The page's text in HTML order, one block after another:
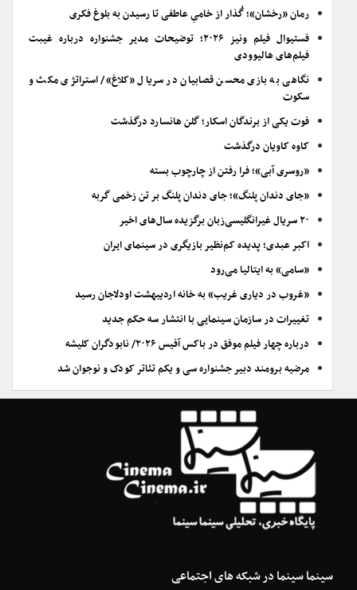
رمان «رخشان»؛ گُذار از خامیِ عاطفی تا رسیدن به بلوغ فکری
فستیوال فیلم ونیز ۲۰۲۶؛ توضیحات مدیر جشنواره درباره غیبت
فیلم‌های هالیوودی
نگاهی به بازی محسن قصابیان در سریال «کلاغ»/ استراتژی مکث و
سکوت
فوت یکی از برندگان اسکار؛ گلن هانسارد درگذشت
کاوه کاویان درگذشت
«روسری آبی»؛ فرا رفتن از چارچوب بسته
«جای دندان پلنگ»؛ جای دندان پلنگ بر تن زخمی گربه
۲۰ سریال غیرانگلیسی‌زبان برگزیده سال‌های اخیر
اکبر عبدی؛ پدیده کم‌نظیر بازیگری در سینمای ایران
«سامی» به ایتالیا می‌رود
«غروب در دیاری غریب» به خانه اردیبهشت اودلاجان رسید
تغییرات در سازمان سینمایی با انتشار سه حکم جدید
درباره چهار فیلم موفق در باکس آفیس ۲۰۲۶/ نابودگران کلیشه
مرضیه برومند دبیر جشنواره سی و یکم تئاتر کودک و نوجوان شد
سینما سینما در شبکه های اجتماعی